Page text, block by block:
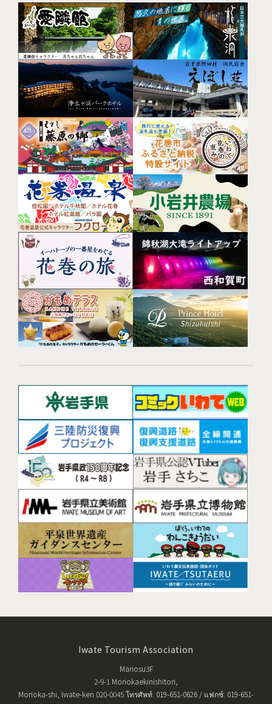
Iwate Tourism Association
Mariosu3F
2-9-1 Moriokaekinishitori,
Morioka-shi, Iwate-ken 020-0045 โทรศัพท์: 019-651-0626 / แฟกซ์: 019-651-